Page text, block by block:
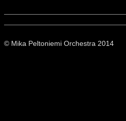
© Mika Peltoniemi Orchestra 2014